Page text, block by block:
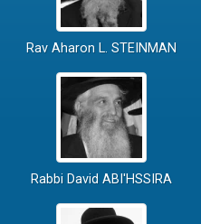
Rav Aharon L. STEINMAN
Rabbi David ABI'HSSIRA